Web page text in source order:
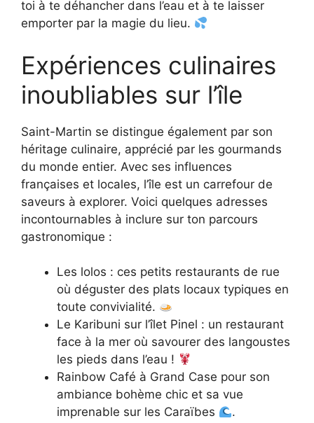
toi à te déhancher dans l’eau et à te laisser
emporter par la magie du lieu.
Expériences culinaires
inoubliables sur l’île
Saint-Martin se distingue également par son
héritage culinaire, apprécié par les gourmands
du monde entier. Avec ses influences
françaises et locales, l’île est un carrefour de
saveurs à explorer. Voici quelques adresses
incontournables à inclure sur ton parcours
gastronomique :
Les lolos : ces petits restaurants de rue
où déguster des plats locaux typiques en
toute convivialité.
Le Karibuni sur l’îlet Pinel : un restaurant
face à la mer où savourer des langoustes
les pieds dans l’eau !
Rainbow Café à Grand Case pour son
ambiance bohème chic et sa vue
imprenable sur les Caraïbes
.